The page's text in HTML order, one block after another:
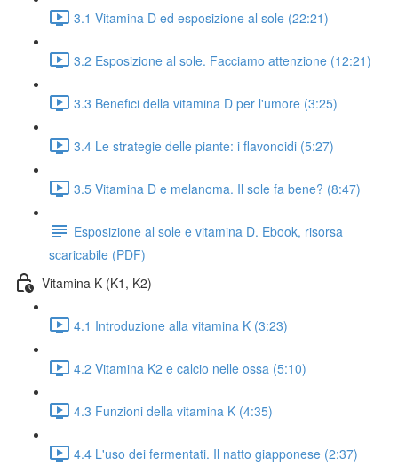
3.1 Vitamina D ed esposizione al sole (22:21)
3.2 Esposizione al sole. Facciamo attenzione (12:21)
3.3 Benefici della vitamina D per l'umore (3:25)
3.4 Le strategie delle piante: i flavonoidi (5:27)
3.5 Vitamina D e melanoma. Il sole fa bene? (8:47)
Esposizione al sole e vitamina D. Ebook, risorsa
scaricabile (PDF)
Vitamina K (K1, K2)
4.1 Introduzione alla vitamina K (3:23)
4.2 Vitamina K2 e calcio nelle ossa (5:10)
4.3 Funzioni della vitamina K (4:35)
4.4 L'uso dei fermentati. Il natto giapponese (2:37)